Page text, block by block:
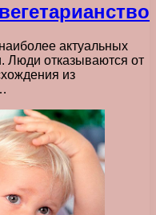
актуальных
Люди отказываются от
из